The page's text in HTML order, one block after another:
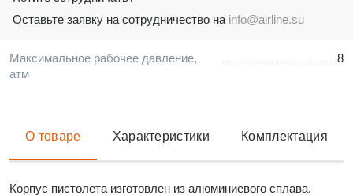
Максимальное рабочее давление,
атм
8
Оставьте заявку на сотрудничество на info@airline.su
О товаре Характеристики Комплектация
Корпус пистолета изготовлен из алюминиевого сплава.